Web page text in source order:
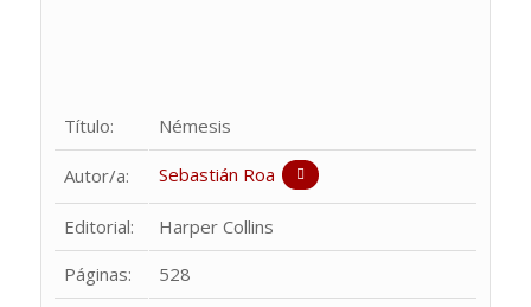
Título: Némesis
Autor/a: Sebastián Roa
Editorial:
Harper Collins
Páginas:
528